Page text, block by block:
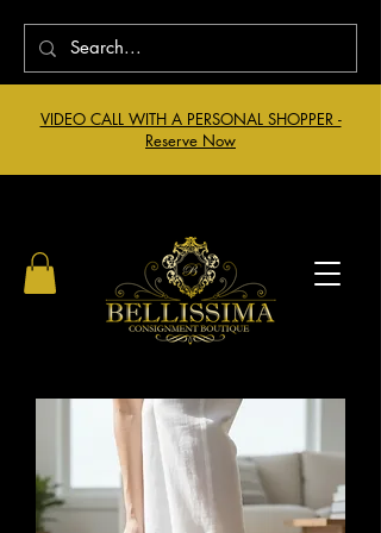
VIDEO CALL WITH A PERSONAL SHOPPER -
Reserve Now